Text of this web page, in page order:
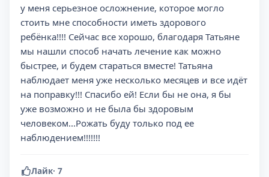
у меня серьезное осложнение, которое могло
стоить мне способности иметь здорового
ребёнка!!!! Сейчас все хорошо, благодаря Татьяне
мы нашли способ начать лечение как можно
быстрее, и будем стараться вместе! Татьяна
наблюдает меня уже несколько месяцев и все идёт
на поправку!!! Спасибо ей! Если бы не она, я бы
уже возможно и не была бы здоровым
человеком...Рожать буду только под ее
наблюдением!!!!!!!
Лайк· 7